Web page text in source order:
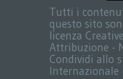
Tutti i
questo sito
licenza
Attribuzione -
Condividi allo
Internazionale